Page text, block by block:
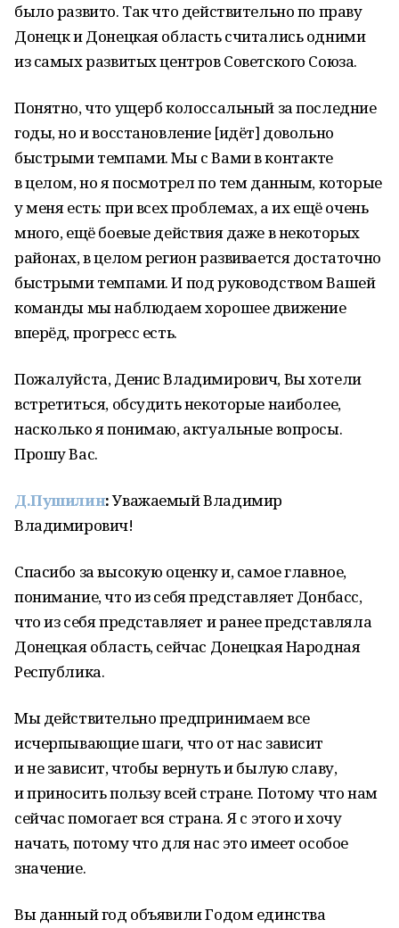
было развито. Так что действительно по праву
Донецк и Донецкая область считались одними
из самых развитых центров Советского Союза.
Понятно, что ущерб колоссальный за последние
годы, но и восстановление [идёт] довольно
быстрыми темпами. Мы с Вами в контакте
в целом, но я посмотрел по тем данным, которые
у меня есть: при всех проблемах, а их ещё очень
много, ещё боевые действия даже в некоторых
районах, в целом регион развивается достаточно
быстрыми темпами. И под руководством Вашей
команды мы наблюдаем хорошее движение
вперёд, прогресс есть.
Пожалуйста, Денис Владимирович, Вы хотели
встретиться, обсудить некоторые наиболее,
насколько я понимаю, актуальные вопросы.
Прошу Вас.
Д.Пушилин:Уважаемый Владимир
Владимирович!
Спасибо за высокую оценку и, самое главное,
понимание, что из себя представляет Донбасс,
что из себя представляет и ранее представляла
Донецкая область, сейчас Донецкая Народная
Республика.
Мы действительно предпринимаем все
исчерпывающие шаги, что от нас зависит
и не зависит, чтобы вернуть и былую славу,
и приносить пользу всей стране. Потому что нам
сейчас помогает вся страна. Я с этого и хочу
начать, потому что для нас это имеет особое
значение.
Вы данный год объявили Годом единства